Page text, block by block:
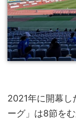
2021年に開幕し
ーグ」は8節をむ